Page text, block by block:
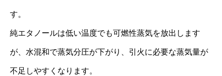
す。
純エタノールは低い温度でも可燃性蒸気を放出します
が、水混和で蒸気分圧が下がり、引火に必要な蒸気量が
不足しやすくなります。